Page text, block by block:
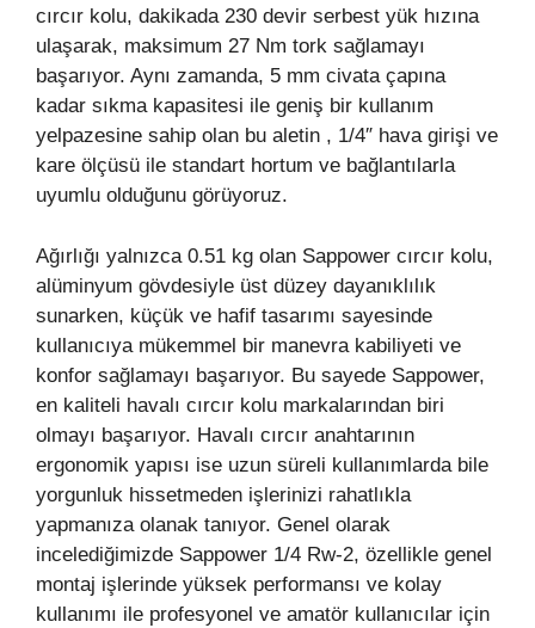
cırcır kolu, dakikada 230 devir serbest yük hızına
ulaşarak, maksimum 27 Nm tork sağlamayı
başarıyor. Aynı zamanda, 5 mm civata çapına
kadar sıkma kapasitesi ile geniş bir kullanım
yelpazesine sahip olan bu aletin , 1/4″ hava girişi ve
kare ölçüsü ile standart hortum ve bağlantılarla
uyumlu olduğunu görüyoruz.
Ağırlığı yalnızca 0.51 kg olan Sappower cırcır kolu,
alüminyum gövdesiyle üst düzey dayanıklılık
sunarken, küçük ve hafif tasarımı sayesinde
kullanıcıya mükemmel bir manevra kabiliyeti ve
konfor sağlamayı başarıyor. Bu sayede Sappower,
en kaliteli havalı cırcır kolu markalarından biri
olmayı başarıyor. Havalı cırcır anahtarının
ergonomik yapısı ise uzun süreli kullanımlarda bile
yorgunluk hissetmeden işlerinizi rahatlıkla
yapmanıza olanak tanıyor. Genel olarak
incelediğimizde Sappower 1/4 Rw-2, özellikle genel
montaj işlerinde yüksek performansı ve kolay
kullanımı ile profesyonel ve amatör kullanıcılar için